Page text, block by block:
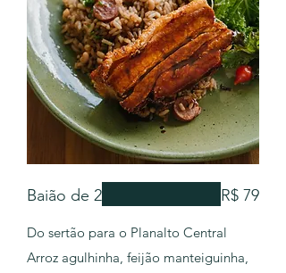
Baião de 2
Do sertão para o Planalto Central
Arroz agulhinha, feijão manteiguinha,
R$ 79